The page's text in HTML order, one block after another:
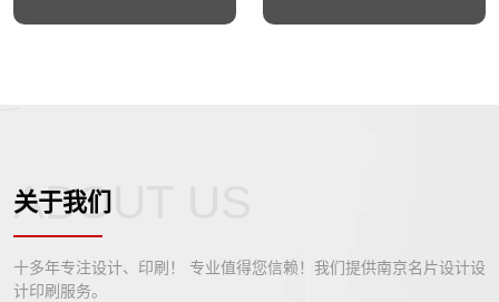
ABOUT US
关于我们
十多年专注设计、印刷！ 专业值得您信赖！我们提供南京名片设计设
计印刷服务。